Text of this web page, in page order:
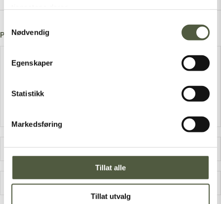
Nødvendig
Egenskaper
Statistikk
Markedsføring
Tillat alle
Tillat utvalg
Post A Comment